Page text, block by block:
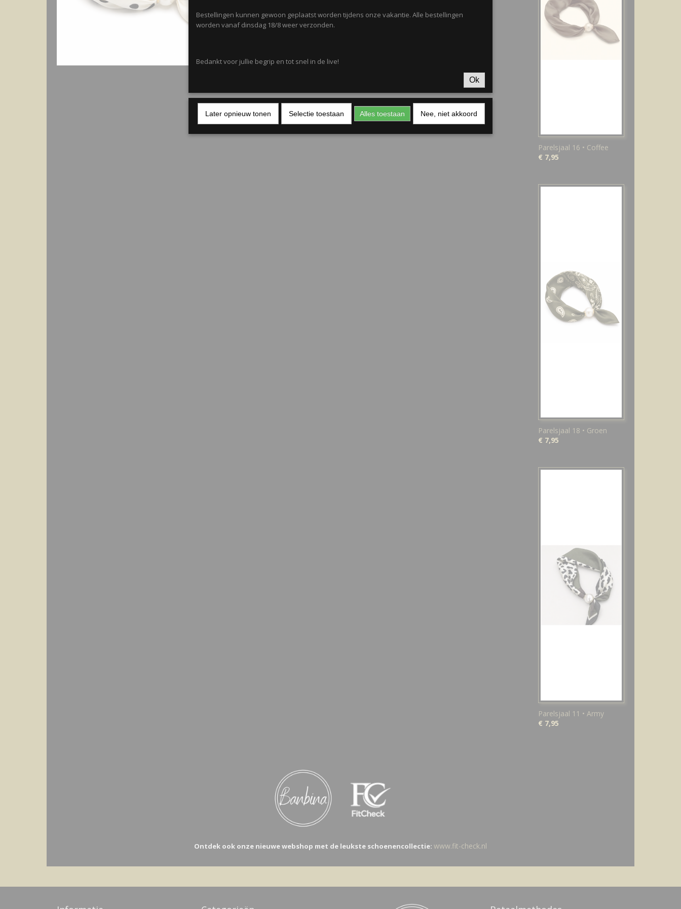
Bestellingen kunnen gewoon geplaatst worden tijdens onze vakantie. Alle bestellingen
worden vanaf dinsdag 18/8 weer verzonden.
Bedankt voor jullie begrip en tot snel in de live!
Ok
Later opnieuw tonen Selectie toestaan Alles toestaan Nee, niet akkoord
Parelsjaal 16 • Coffee
€ 7,95
Parelsjaal 18 • Groen
€ 7,95
Parelsjaal 11 • Army
€ 7,95
Ontdek ook onze nieuwe webshop met de leukste schoenencollectie: www.fit-check.nl